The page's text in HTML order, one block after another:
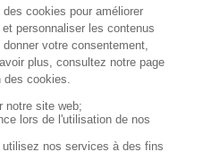
jeunes chats Sphynx
que les chats plus
susceptibles de
de santé.
santé et jeune,
de
15 euros par